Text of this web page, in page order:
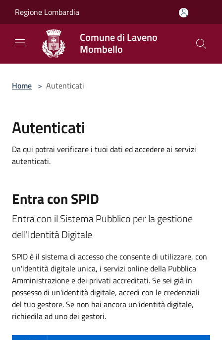
Regione Lombardia
Comune di Laveno
Mombello
Home > Autenticati
Autenticati
Da qui potrai verificare i tuoi dati ed accedere ai servizi
autenticati.
Entra con SPID
Entra con il Sistema Pubblico per la gestione
dell'Identità Digitale
SPID è il sistema di accesso che consente di utilizzare, con
un'identità digitale unica, i servizi online della Pubblica
Amministrazione e dei privati accreditati. Se sei già in
possesso di un'identità digitale, accedi con le credenziali
del tuo gestore. Se non hai ancora un'identità digitale,
richiedila ad uno dei gestori.